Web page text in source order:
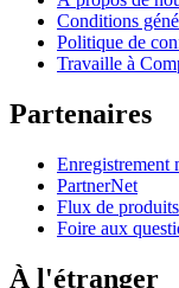
Conditions
Politique de
Travaille à
Partenaires
Enregistrement
PartnerNet
Flux de produits
Foire aux
À l'étranger